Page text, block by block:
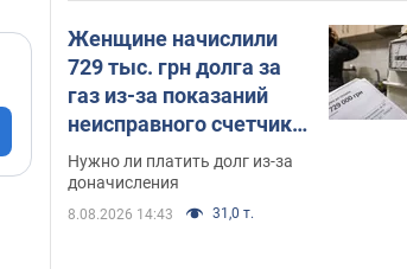
Женщине начислили
729 тыс. грн долга за
газ из-за показаний
неисправного счетчика:
судья вынес
неожиданное решение
Нужно ли платить долг из-за
доначисления
8.08.2026 14:43 31,0 т.